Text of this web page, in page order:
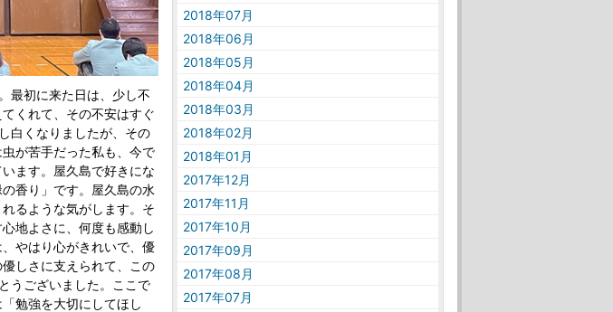
最初に来た日は、少し不
くれて、その不安はすぐ
白くなりましたが、その
が苦手だった私も、今で
ます。屋久島で好きにな
香り」です。屋久島の水
るような気がします。そ
地よさに、何度も感動し
やはり心がきれいで、優
しさに支えられて、この
うございました。ここで
勉強を大切にしてほし
2018年07月
2018年06月
2018年05月
2018年04月
2018年03月
2018年02月
2018年01月
2017年12月
2017年11月
2017年10月
2017年09月
2017年08月
2017年07月